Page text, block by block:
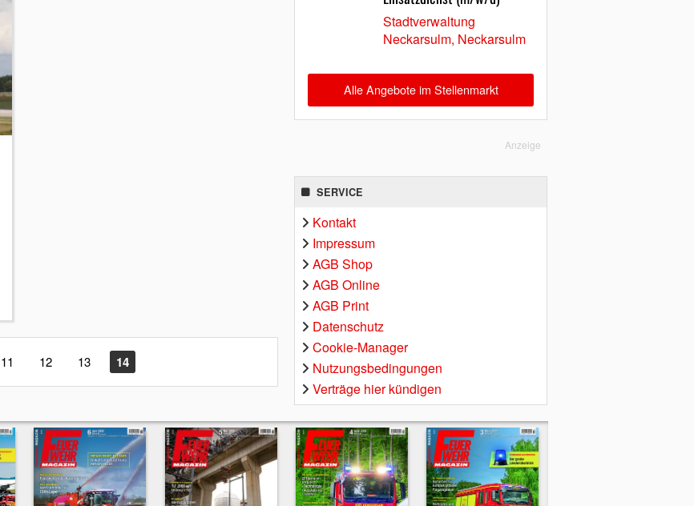
11 12 13 14
Stadtverwaltung
Neckarsulm, Neckarsulm
Alle Angebote im Stellenmarkt
Anzeige
SERVICE
Kontakt
Impressum
AGB Shop
AGB Online
AGB Print
Datenschutz
Cookie-Manager
Nutzungsbedingungen
Verträge hier kündigen